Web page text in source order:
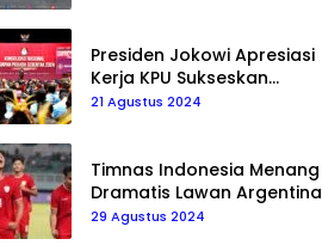
Presiden Jokowi Apresiasi
Kerja KPU Sukseskan
Pemilu 2024
21 Agustus 2024
Timnas Indonesia Menang
Dramatis Lawan Argentina
29 Agustus 2024